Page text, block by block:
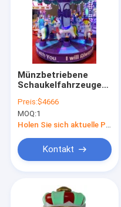
Münzbetriebene
Schaukelfahrzeuge
und fröhliche Lieder
für Kinder
Preis:$4666
MOQ:1
Kontakt